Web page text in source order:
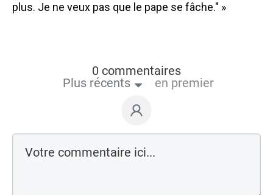
plus. Je ne veux pas que le pape se fâche." »
0 commentaires
Plus récents
en premier